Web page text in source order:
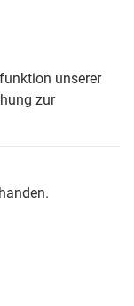
unserer
zur